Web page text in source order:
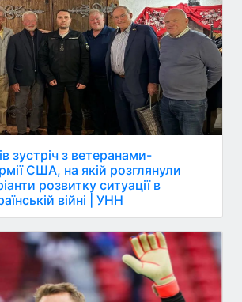
зустріч з ветеранами-
США, на якій розглянули
розвитку ситуації в
війні | УНН